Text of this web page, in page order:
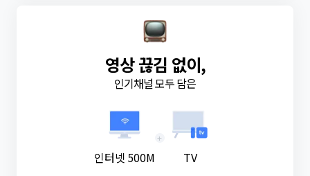
영상 끊김 없이,
인기채널 모두 담은
인터넷 500M
+
TV